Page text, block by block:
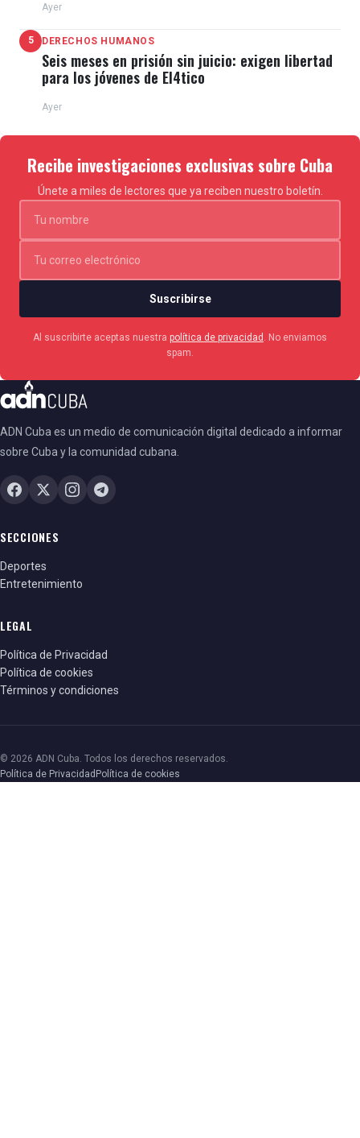
Ayer
5 DERECHOS HUMANOS
Seis meses en prisión sin juicio: exigen libertad
para los jóvenes de El4tico
Ayer
Recibe investigaciones exclusivas sobre Cuba
Únete a miles de lectores que ya reciben nuestro boletín.
Suscribirse
Al suscribirte aceptas nuestra política de privacidad
. No enviamos
spam.
ADN Cuba es un medio de comunicación digital dedicado a informar
sobre Cuba y la comunidad cubana.
SECCIONES
Deportes
Entretenimiento
LEGAL
Política de Privacidad
Política de cookies
Términos y condiciones
© 2026 ADN Cuba. Todos los derechos reservados.
Política de Privacidad Política de cookies